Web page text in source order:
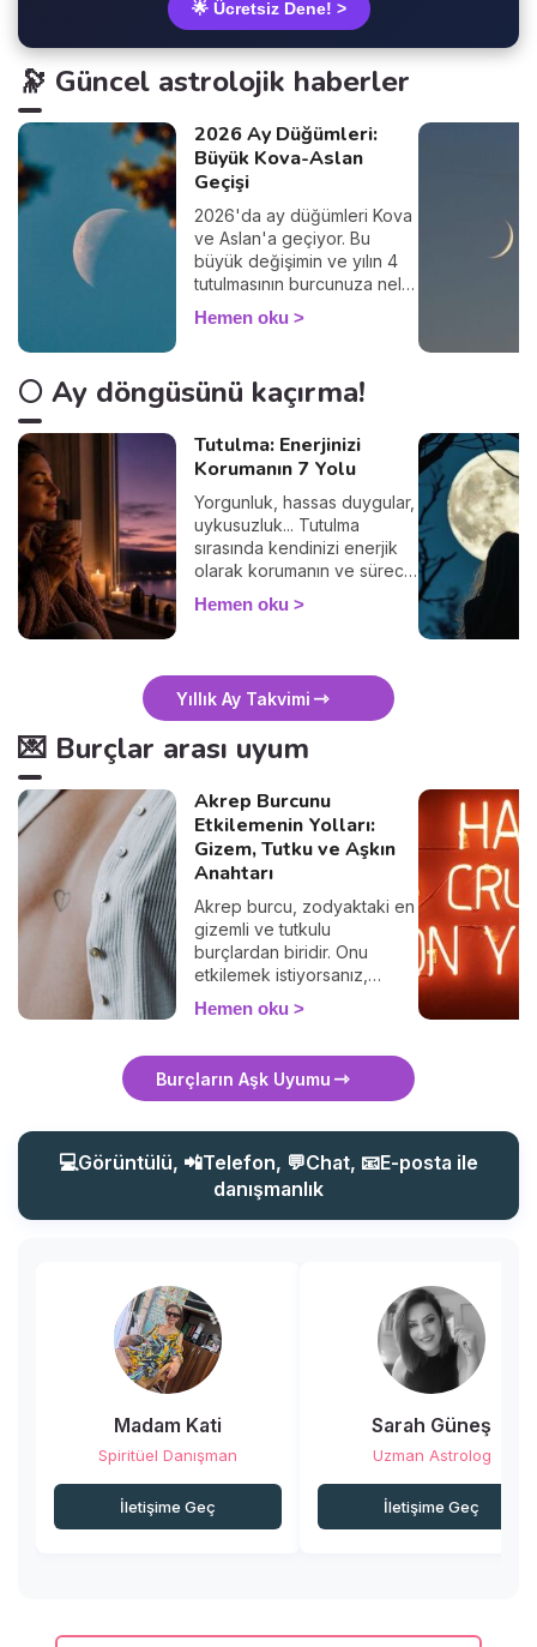
🌟 Ücretsiz Dene! >
🔭 Güncel astrolojik haberler
2026 Ay Düğümleri:
Büyük Kova-Aslan
Geçişi
2026'da ay düğümleri Kova
ve Aslan'a geçiyor. Bu
büyük değişimin ve yılın 4
tutulmasının burcunuza neler
getireceğini keşfedin.
Hemen oku
🌕 Ay döngüsünü kaçırma!
Tutulma: Enerjinizi
Korumanın 7 Yolu
Yorgunluk, hassas duygular,
uykusuzluk... Tutulma
sırasında kendinizi enerjik
olarak korumanın ve süreci
sakin geçirmenin 7 basit
yolunu keşfedin. 🛡️🌒
Hemen oku
Yıllık Ay Takvimi
💌 Burçlar arası uyum
Akrep Burcunu
Etkilemenin Yolları:
Gizem, Tutku ve Aşkın
Anahtarı
Akrep burcu, zodyaktaki en
gizemli ve tutkulu
burçlardan biridir. Onu
etkilemek istiyorsanız,
sıradan yaklaşımlardan uzak
durmalısınız. Akrep, derin
gizemli kişilere çekilir. Peki,
bir Akrep burcunu nasıl
ilgisini çekmek ve kalbini
kazanmak için bilmeniz
gereken tüm sırları bu
yazıda bulacaksınız. Hazır
mısınız?
Hemen oku
Burçların Aşk Uyumu
💻Görüntülü, 📲Telefon, 💬Chat, 📧E-posta ile
danışmanlık
Madam Kati
Spiritüel Danışman
İletişime Geç
Sarah Güneş
Uzman Astrolog
İletişime Geç